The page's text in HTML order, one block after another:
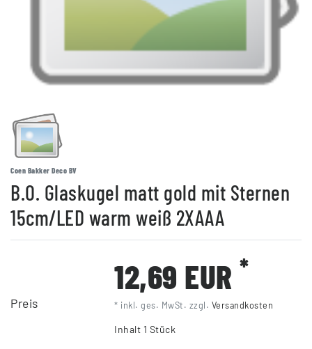
Coen Bakker Deco BV
B.O. Glaskugel matt gold mit Sternen
15cm/LED warm weiß 2XAAA
Preis
12,69 EUR*
* inkl. ges. MwSt. zzgl. Versandkosten
Inhalt 1 Stück